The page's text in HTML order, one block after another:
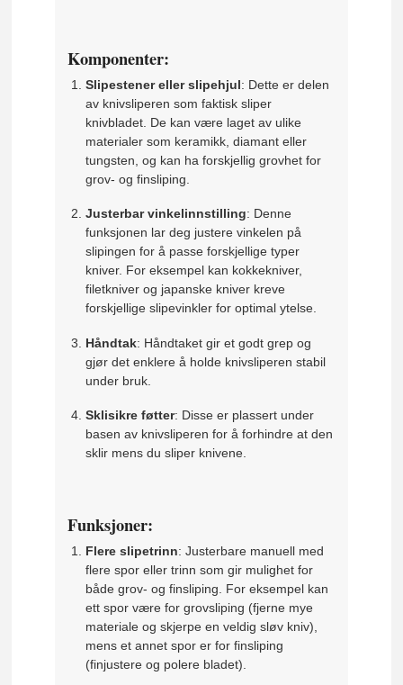
Komponenter:
Slipestener eller slipehjul: Dette er delen
av knivsliperen som faktisk sliper
knivbladet. De kan være laget av ulike
materialer som keramikk, diamant eller
tungsten, og kan ha forskjellig grovhet for
grov- og finsliping.
Justerbar vinkelinnstilling: Denne
funksjonen lar deg justere vinkelen på
slipingen for å passe forskjellige typer
kniver. For eksempel kan kokkekniver,
filetkniver og japanske kniver kreve
forskjellige slipevinkler for optimal ytelse.
Håndtak: Håndtaket gir et godt grep og
gjør det enklere å holde knivsliperen stabil
under bruk.
Sklisikre føtter: Disse er plassert under
basen av knivsliperen for å forhindre at den
sklir mens du sliper knivene.
Funksjoner:
Flere slipetrinn: Justerbare manuell med
flere spor eller trinn som gir mulighet for
både grov- og finsliping. For eksempel kan
ett spor være for grovsliping (fjerne mye
materiale og skjerpe en veldig sløv kniv),
mens et annet spor er for finsliping
(finjustere og polere bladet).